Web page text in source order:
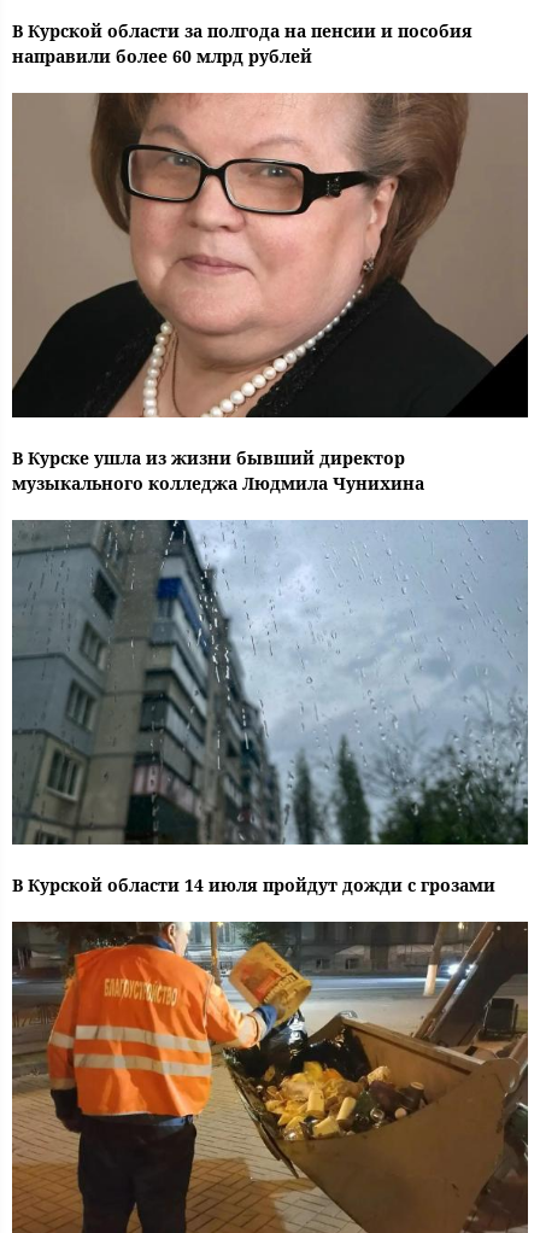
В Курской области за полгода на пенсии и пособия
направили более 60 млрд рублей
В Курске ушла из жизни бывший директор
музыкального колледжа Людмила Чунихина
В Курской области 14 июля пройдут дожди с грозами